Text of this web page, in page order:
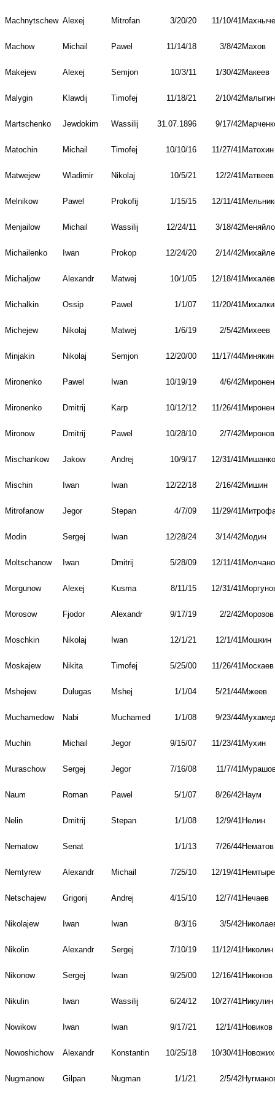
Machnytschew Alexej Mitrofan 3/20/20 11/10/41
Machow Michail Pawel 11/14/18 3/8/42Махов
Makejew Alexej Semjon 10/3/11 1/30/42Макеев
Malygin Klawdij Timofej 11/18/21 2/10/42Малыгин
Martschenko Jewdokim Wassilij 31.07.1896 9/17/42
Matochin Michail Timofej 10/10/16 11/27/41Матохин
Matwejew Wladimir Nikolaj 10/5/21 12/2/41Матвеев
Melnikow Pawel Prokofij 1/15/15 12/11/41
Menjailow Michail Wassilij 12/24/11 3/18/42
Michailenko Iwan Prokop 12/24/20 2/14/42
Michaljow Alexandr Matwej 10/1/05 12/18/41Михалёв
Michalkin Ossip Pawel 1/1/07 11/20/41
Michejew Nikolaj Matwej 1/6/19 2/5/42Михеев
Minjakin Nikolaj Semjon 12/20/00 11/17/44Минякин
Mironenko Pawel Iwan 10/19/19 4/6/42
Mironenko Dmitrij Karp 10/12/12 11/26/41
Mironow Dmitrij Pawel 10/28/10 2/7/42Миронов
Mischankow Jakow Andrej 10/9/17 12/31/41
Mischin Iwan Iwan 12/22/18 2/16/42Мишин
Mitrofanow Jegor Stepan 4/7/09 11/29/41
Modin Sergej Iwan 12/28/24 3/14/42Модин
Moltschanow Iwan Dmitrij 5/28/09 12/11/41
Morgunow Alexej Kusma 8/11/15 12/31/41
Morosow Fjodor Alexandr 9/17/19 2/2/42Морозов
Moschkin Nikolaj Iwan 12/1/21 12/1/41Мошкин
Moskajew Nikita Timofej 5/25/00 11/26/41Москаев
Mshejew Dulugas Mshej 1/1/04 5/21/44Мжеев
Muchamedow Nabi Muchamed 1/1/08 9/23/44
Muchin Michail Jegor 9/15/07 11/23/41Мухин
Muraschow Sergej Jegor 7/16/08 11/7/41
Naum Roman Pawel 5/1/07 8/26/42Наум
Nelin Dmitrij Stepan 1/1/08 12/9/41Нелин
Nematow Senat 1/1/13 7/26/44Нематов
Nemtyrew Alexandr Michail 7/25/10 12/19/41
Netschajew Grigorij Andrej 4/15/10 12/7/41Нечаев
Nikolajew Iwan Iwan 8/3/16 3/5/42
Nikolin Alexandr Sergej 7/10/19 11/12/41Николин
Nikonow Sergej Iwan 9/25/00 12/16/41Никонов
Nikulin Iwan Wassilij 6/24/12 10/27/41Никулин
Nowikow Iwan Iwan 9/17/21 12/1/41Новиков
Nowoshichow Alexandr Konstantin 10/25/18 10/30/41
Nugmanow Gilpan Nugman 1/1/21 2/5/42